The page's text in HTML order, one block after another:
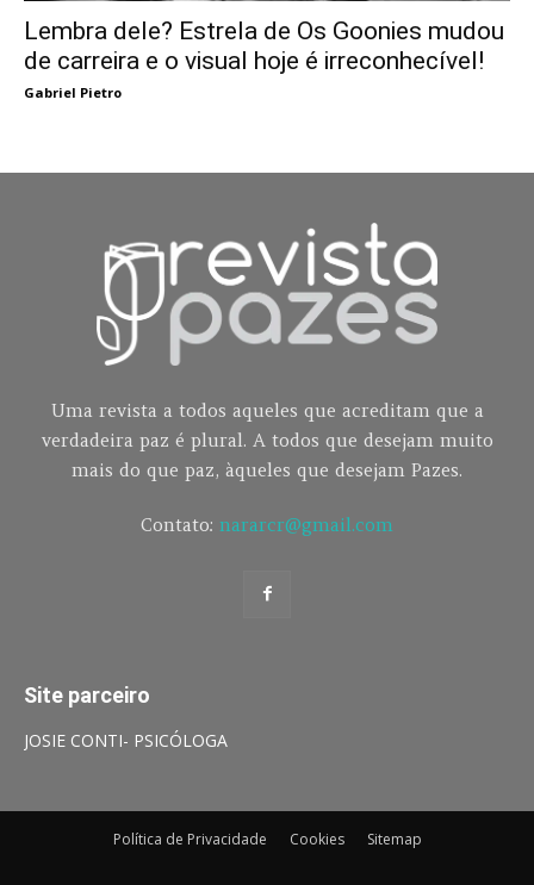
Lembra dele? Estrela de Os Goonies mudou
de carreira e o visual hoje é irreconhecível!
Gabriel Pietro
Uma revista a todos aqueles que acreditam que a
verdadeira paz é plural. A todos que desejam muito
mais do que paz, àqueles que desejam Pazes.
Contato: nararcr@gmail.com
Site parceiro
JOSIE CONTI- PSICÓLOGA
Política de Privacidade Cookies Sitemap